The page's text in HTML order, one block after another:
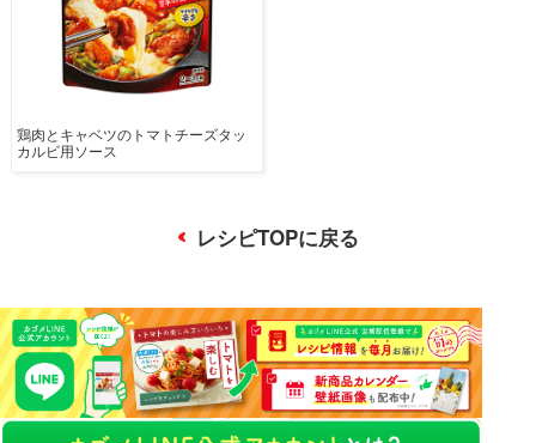
鶏肉とキャベツのトマトチーズタッ
カルビ用ソース
レシピTOPに戻る